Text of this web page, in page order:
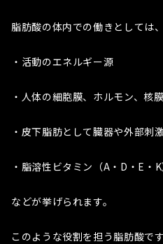
脂肪酸の体内での働きとしては、
・活動のエネルギー源
・人体の細胞膜、ホルモン、核
・皮下脂肪として臓器や外部刺
・脂溶性ビタミン（A・D・E・
などが挙げられます。
このような役割を担う脂肪酸で